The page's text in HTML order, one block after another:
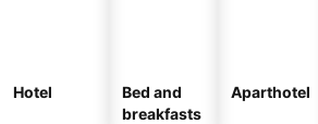
Hotel
Bed and
breakfasts
Aparthotel